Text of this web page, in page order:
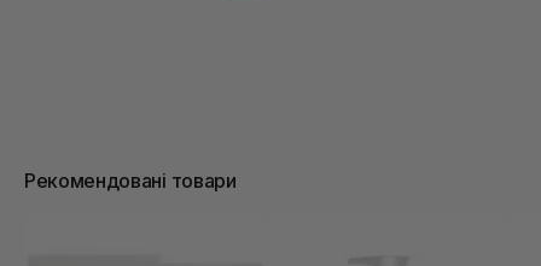
Рекомендовані товари